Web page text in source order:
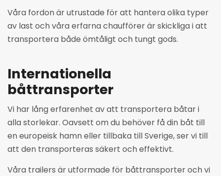
Våra fordon är utrustade för att hantera olika typer
av last och våra erfarna chaufförer är skickliga i att
transportera både ömtåligt och tungt gods.
Internationella
båttransporter
Vi har lång erfarenhet av att transportera båtar i
alla storlekar. Oavsett om du behöver få din båt till
en europeisk hamn eller tillbaka till Sverige, ser vi till
att den transporteras säkert och effektivt.
Våra trailers är utformade för båttransporter och vi